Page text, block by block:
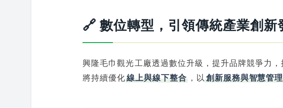
🔗 數位轉型，引領傳統產業創新
興隆毛巾觀光工廠透過數位升級，提升品牌競爭力
將持續優化線上與線下整合 ，以 創新服務與智慧管理